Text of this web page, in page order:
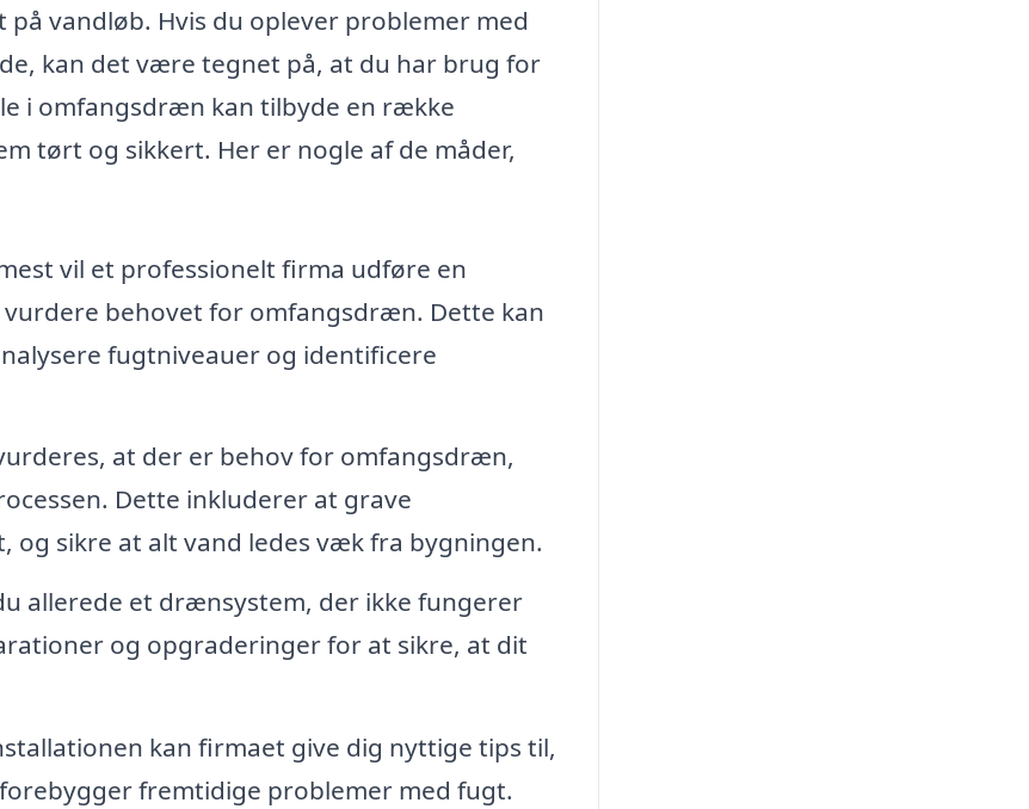
vandløb. Hvis du oplever problemer med
kan det være tegnet på, at du har brug for
i omfangsdræn kan tilbyde en række
tørt og sikkert. Her er nogle af de måder,
vil et professionelt firma udføre en
behovet for omfangsdræn. Dette kan
fugtniveauer og identificere
at der er behov for omfangsdræn,
Dette inkluderer at grave
sikre at alt vand ledes væk fra bygningen.
allerede et drænsystem, der ikke fungerer
og opgraderinger for at sikre, at dit
kan firmaet give dig nyttige tips til,
fremtidige problemer med fugt.